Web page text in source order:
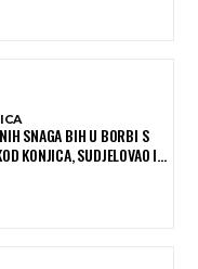
SNAGA BIH U BORBI S
KONJICA, SUDJELOVAO I